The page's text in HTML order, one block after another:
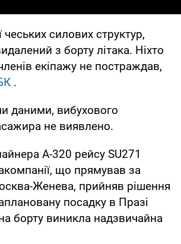
чеських силових структур,
з борту літака. Ніхто
екіпажу не постраждав,
.
даними, вибухового
не виявлено.
А-320 рейсу SU271
що прямував за
Женева, прийняв рішення
посадку в Празі
борту виникла надзвичайна